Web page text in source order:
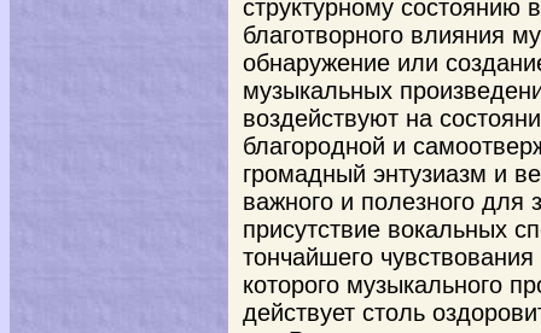
структурному состоянию
благотворного влияния
обнаружение или
музыкальных
воздействуют на
благородной и
громадный энтузиазм и
важного и полезного для
присутствие вокальных
тончайшего
которого музыкального
действует столь